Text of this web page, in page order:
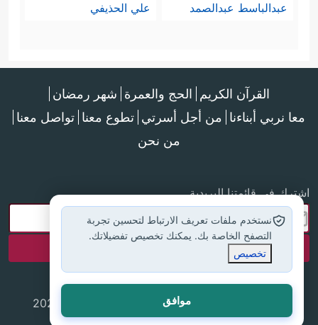
عبدالباسط عبدالصمد علي الحذيفي
القرآن الكريم الحج والعمرة شهر رمضان
معا نربي أبناءنا من أجل أسرتي تطوع معنا تواصل معنا
من نحن
اشترك في قائمتنا البريدية
جميع الحقوق محفوظة لموقع إسلام أون لاين © 2025
نستخدم ملفات تعريف الارتباط لتحسين تجربة
التصفح الخاصة بك. يمكنك تخصيص تفضيلاتك.
تخصيص
موافق